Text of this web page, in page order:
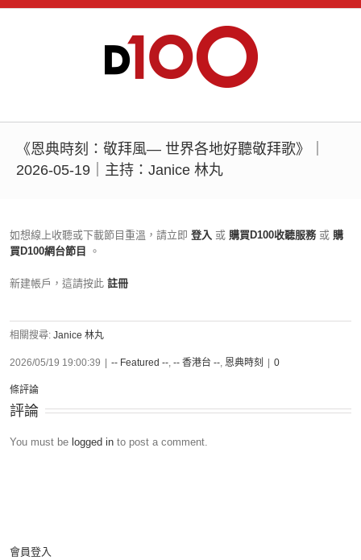
《恩典時刻：敬拜風— 世界各地好聽敬拜歌》｜
2026-05-19｜主持：Janice 林丸
如想線上收聽或下載節目重溫，請立即 登入 或 購買D100收聽服務 或 購
買D100網台節目
。
新建帳戶，這請按此 註冊
相關搜尋: Janice 林丸
2026/05/19 19:00:39 -- Featured --, -- 香港台 --, 恩典時刻 0
條評論
評論
You must be logged in to post a comment.
會員登入